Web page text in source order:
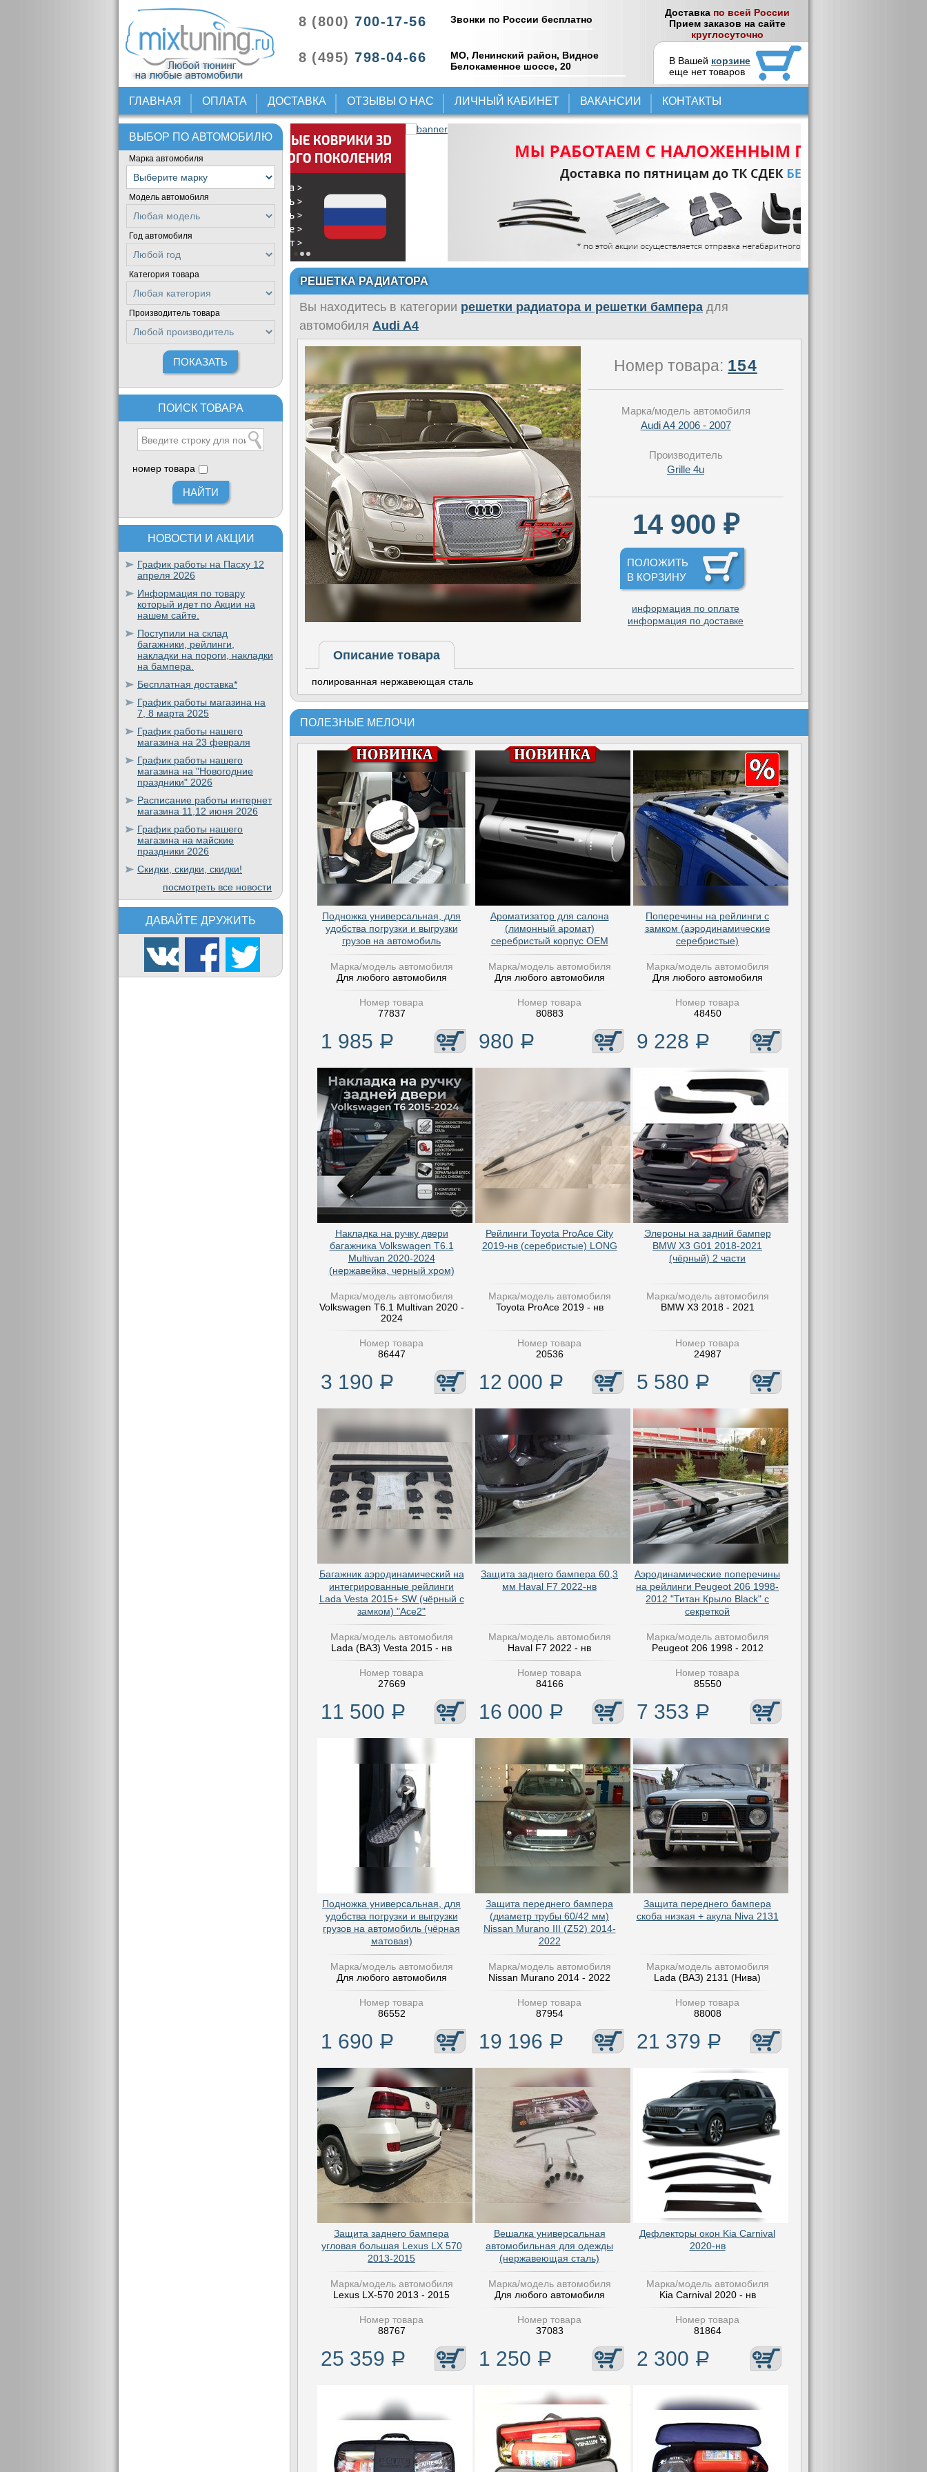
8 (800) 700-17-56
8 (495) 798-04-66
Звонки по России бесплатно
МО, Ленинский район, Видное
Белокаменное шоссе, 20
Доставка по всей России
Прием заказов на сайте
круглосуточно
В Вашей корзине
еще нет товаров
ГЛАВНАЯ ОПЛАТА ДОСТАВКА ОТЗЫВЫ О НАС ЛИЧНЫЙ КАБИНЕТ ВАКАНСИИ КОНТАКТЫ
ВЫБОР ПО АВТОМОБИЛЮ
Марка автомобиля
Модель автомобиля
Год автомобиля
Категория товара
Производитель товара
ПОИСК ТОВАРА
номер товара
НОВОСТИ И АКЦИИ
График работы на Пасху 12
апреля 2026
Информация по товару
который идет по Акции на
нашем сайте.
Поступили на склад
багажники, рейлинги,
накладки на пороги, накладки
на бампера.
Бесплатная доставка*
График работы магазина на
7, 8 марта 2025
График работы нашего
магазина на 23 февраля
График работы нашего
магазина на "Новогодние
праздники" 2026
Расписание работы интернет
магазина 11,12 июня 2026
График работы нашего
магазина на майские
праздники 2026
Скидки, скидки, скидки!
посмотреть все новости
ДАВАЙТЕ ДРУЖИТЬ
РЕШЕТКА РАДИАТОРА
Вы находитесь в категории решетки радиатора и решетки бампера для
автомобиля Audi A4
Номер товара: 154
Марка/модель автомобиля
Audi A4 2006 - 2007
Производитель
Grille 4u
14 900 ₽
ПОЛОЖИТЬ
В КОРЗИНУ
информация по оплате
информация по доставке
Описание товара
полированная нержавеющая сталь
ПОЛЕЗНЫЕ МЕЛОЧИ
Подножка универсальная, для
удобства погрузки и выгрузки
грузов на автомобиль
Марка/модель автомобиля
Для любого автомобиля
Номер товара
77837
1 985 Р
Ароматизатор для салона
(лимонный аромат)
серебристый корпус OEM
Марка/модель автомобиля
Для любого автомобиля
Номер товара
80883
980 Р
Поперечины на рейлинги с
замком (аэродинамические
серебристые)
Марка/модель автомобиля
Для любого автомобиля
Номер товара
48450
9 228 Р
Накладка на ручку двери
багажника Volkswagen T6.1
Multivan 2020-2024
(нержавейка, черный хром)
Марка/модель автомобиля
Volkswagen T6.1 Multivan 2020 -
2024
Номер товара
86447
3 190 Р
Рейлинги Toyota ProAce City
2019-нв (серебристые) LONG
Марка/модель автомобиля
Toyota ProAce 2019 - нв
Номер товара
20536
12 000 Р
Элероны на задний бампер
BMW X3 G01 2018-2021
(чёрный) 2 части
Марка/модель автомобиля
BMW X3 2018 - 2021
Номер товара
24987
5 580 Р
Багажник аэродинамический на
интегрированные рейлинги
Lada Vesta 2015+ SW (чёрный с
замком) "Ace2"
Марка/модель автомобиля
Lada (ВАЗ) Vesta 2015 - нв
Номер товара
27669
11 500 Р
Защита заднего бампера 60,3
мм Haval F7 2022-нв
Марка/модель автомобиля
Haval F7 2022 - нв
Номер товара
84166
16 000 Р
Аэродинамические поперечины
на рейлинги Peugeot 206 1998-
2012 "Титан Крыло Black" с
секреткой
Марка/модель автомобиля
Peugeot 206 1998 - 2012
Номер товара
85550
7 353 Р
Подножка универсальная, для
удобства погрузки и выгрузки
грузов на автомобиль (чёрная
матовая)
Марка/модель автомобиля
Для любого автомобиля
Номер товара
86552
1 690 Р
Защита переднего бампера
(диаметр трубы 60/42 мм)
Nissan Murano III (Z52) 2014-
2022
Марка/модель автомобиля
Nissan Murano 2014 - 2022
Номер товара
87954
19 196 Р
Защита переднего бампера
скоба низкая + акула Niva 2131
Марка/модель автомобиля
Lada (ВАЗ) 2131 (Нива)
Номер товара
88008
21 379 Р
Защита заднего бампера
угловая большая Lexus LX 570
2013-2015
Марка/модель автомобиля
Lexus LX-570 2013 - 2015
Номер товара
88767
25 359 Р
Вешалка универсальная
автомобильная для одежды
(нержавеющая сталь)
Марка/модель автомобиля
Для любого автомобиля
Номер товара
37083
1 250 Р
Дефлекторы окон Kia Carnival
2020-нв
Марка/модель автомобиля
Kia Carnival 2020 - нв
Номер товара
81864
2 300 Р